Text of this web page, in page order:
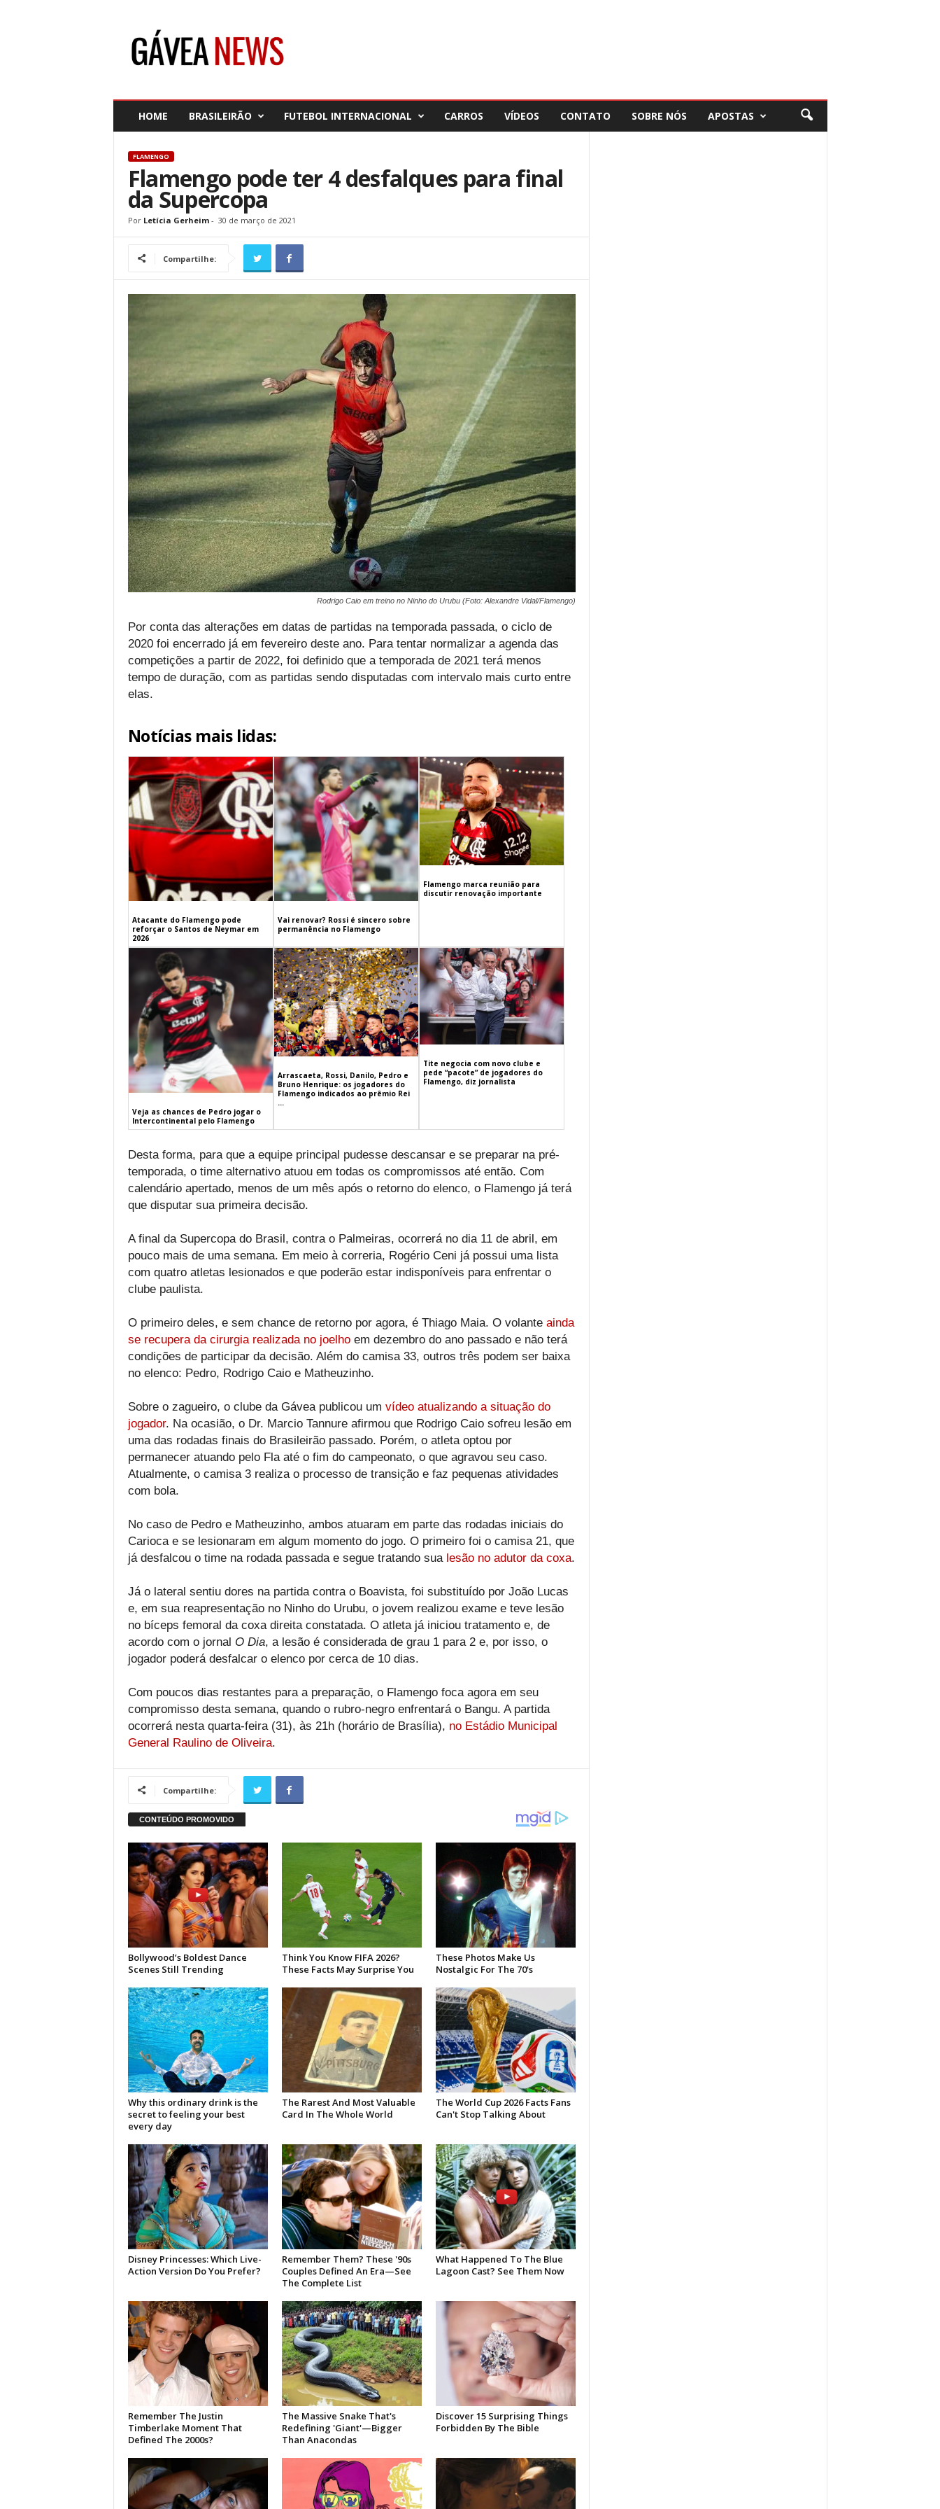
HOME BRASILEIRÃO FUTEBOL INTERNACIONAL CARROS VÍDEOS CONTATO SOBRE NÓS APOSTAS
FLAMENGO
Flamengo pode ter 4 desfalques para final
da Supercopa
Por Letícia Gerheim- 30 de março de 2021
Compartilhe:
Rodrigo Caio em treino no Ninho do Urubu (Foto: Alexandre Vidal/Flamengo)
Por conta das alterações em datas de partidas na temporada passada, o ciclo de
2020 foi encerrado já em fevereiro deste ano. Para tentar normalizar a agenda das
competições a partir de 2022, foi definido que a temporada de 2021 terá menos
tempo de duração, com as partidas sendo disputadas com intervalo mais curto entre
elas.
Notícias mais lidas:
Atacante do Flamengo pode
reforçar o Santos de Neymar em
2026
Vai renovar? Rossi é sincero sobre
permanência no Flamengo
Flamengo marca reunião para
discutir renovação importante
Veja as chances de Pedro jogar o
Intercontinental pelo Flamengo
Arrascaeta, Rossi, Danilo, Pedro e
Bruno Henrique: os jogadores do
Flamengo indicados ao prêmio Rei
...
Tite negocia com novo clube e
pede “pacote” de jogadores do
Flamengo, diz jornalista
Desta forma, para que a equipe principal pudesse descansar e se preparar na pré-
temporada, o time alternativo atuou em todas os compromissos até então. Com
calendário apertado, menos de um mês após o retorno do elenco, o Flamengo já terá
que disputar sua primeira decisão.
A final da Supercopa do Brasil, contra o Palmeiras, ocorrerá no dia 11 de abril, em
pouco mais de uma semana. Em meio à correria, Rogério Ceni já possui uma lista
com quatro atletas lesionados e que poderão estar indisponíveis para enfrentar o
clube paulista.
O primeiro deles, e sem chance de retorno por agora, é Thiago Maia. O volante ainda
se recupera da cirurgia realizada no joelho em dezembro do ano passado e não terá
condições de participar da decisão. Além do camisa 33, outros três podem ser baixa
no elenco: Pedro, Rodrigo Caio e Matheuzinho.
Sobre o zagueiro, o clube da Gávea publicou um vídeo atualizando a situação do
jogador. Na ocasião, o Dr. Marcio Tannure afirmou que Rodrigo Caio sofreu lesão em
uma das rodadas finais do Brasileirão passado. Porém, o atleta optou por
permanecer atuando pelo Fla até o fim do campeonato, o que agravou seu caso.
Atualmente, o camisa 3 realiza o processo de transição e faz pequenas atividades
com bola.
No caso de Pedro e Matheuzinho, ambos atuaram em parte das rodadas iniciais do
Carioca e se lesionaram em algum momento do jogo. O primeiro foi o camisa 21, que
já desfalcou o time na rodada passada e segue tratando sua lesão no adutor da coxa.
Já o lateral sentiu dores na partida contra o Boavista, foi substituído por João Lucas
e, em sua reapresentação no Ninho do Urubu, o jovem realizou exame e teve lesão
no bíceps femoral da coxa direita constatada. O atleta já iniciou tratamento e, de
acordo com o jornal O Dia, a lesão é considerada de grau 1 para 2 e, por isso, o
jogador poderá desfalcar o elenco por cerca de 10 dias.
Com poucos dias restantes para a preparação, o Flamengo foca agora em seu
compromisso desta semana, quando o rubro-negro enfrentará o Bangu. A partida
ocorrerá nesta quarta-feira (31), às 21h (horário de Brasília), no Estádio Municipal
General Raulino de Oliveira.
Compartilhe: